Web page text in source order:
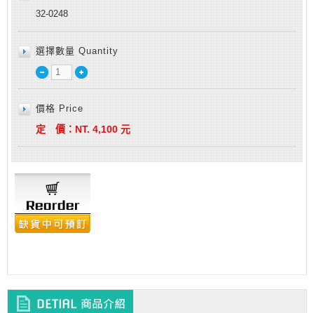
32-0248
選擇數量 Quantity
價格 Price
定 價： NT. 4,100 元